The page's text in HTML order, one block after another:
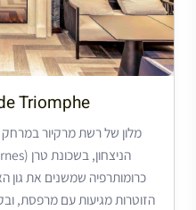
Triomphe
מלון של רשת מרקיור
כרומותרפיה שמשנים את גון
הזוטרות מגיעות עם מרפסת,